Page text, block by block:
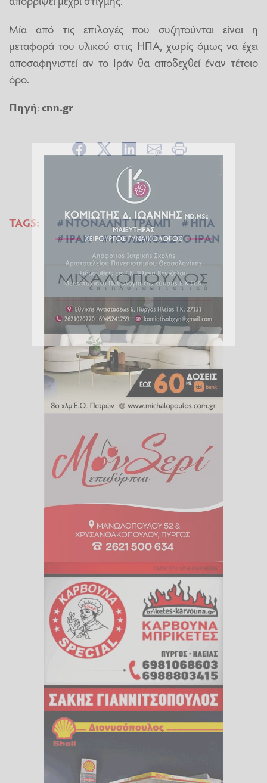
Μία από τις επιλογές που συζητούνται είναι η
μεταφορά του υλικού στις ΗΠΑ, χωρίς όμως να έχει
αποσαφηνιστεί αν το Ιράν θα αποδεχθεί έναν τέτοιο
όρο.
Πηγή:cnn.gr
TAGS: ΝΤΟΝΑΛΝΤ ΤΡΑΜΠ
ΗΠΑ
ΙΡΑΝ
ΠΟΛΕΜΟΣ ΣΤΟ ΙΡΑΝ